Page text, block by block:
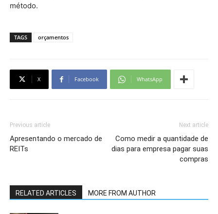
método.
TAGS orçamentos
X Facebook WhatsApp
Previous article
Apresentando o mercado de
REITs
Next article
Como medir a quantidade de
dias para empresa pagar suas
compras
RELATED ARTICLES MORE FROM AUTHOR